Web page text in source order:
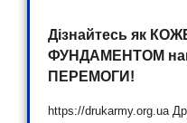
Дізнайтесь як
ФУНДАМЕНТОМ
ПЕРЕМОГИ!
https://drukarmy.org.ua